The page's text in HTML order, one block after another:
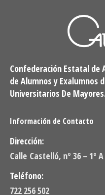
Confederación Estatal de
de Alumnos y Exalumnos
Universitarios De
Información de Contacto
Dirección:
Calle Castelló, nº 36 – 1º
Teléfono:
722 256 502